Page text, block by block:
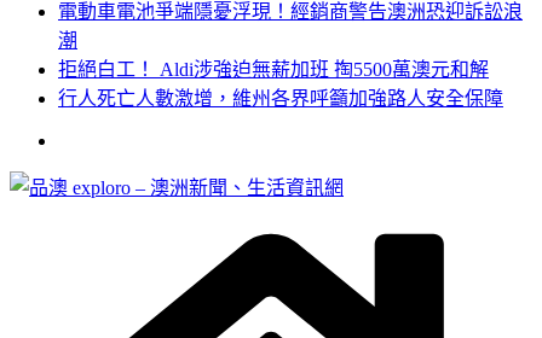
電動車電池爭端隱憂浮現！經銷商警告澳洲恐迎訴訟浪
潮
拒絕白工！ Aldi涉強迫無薪加班 掏5500萬澳元和解
行人死亡人數激增，維州各界呼籲加強路人安全保障